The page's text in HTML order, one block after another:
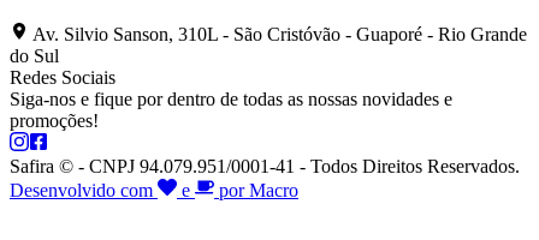
Av. Silvio Sanson, 310L - São Cristóvão - Guaporé - Rio Grande
do Sul
Redes Sociais
Siga-nos e fique por dentro de todas as nossas novidades e
promoções!
Safira © - CNPJ 94.079.951/0001-41 - Todos Direitos Reservados.
Desenvolvido com
e por Macro